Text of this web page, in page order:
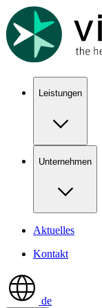
Show keyboard shortcuts
Leistungen
Unternehmen
Aktuelles
Kontakt
de